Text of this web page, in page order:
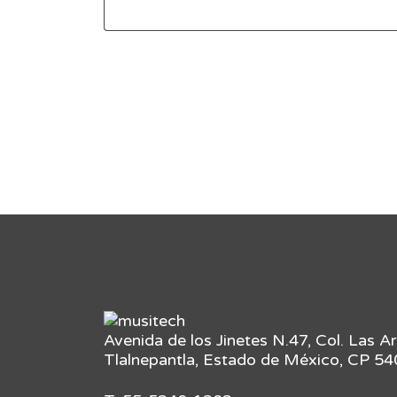
Avenida de los Jinetes N.47, Col. Las
Tlalnepantla, Estado de México, CP